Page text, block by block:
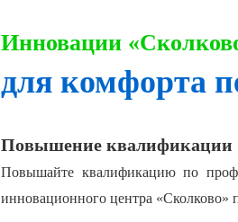
Инновации
для комфорта
Повышение квалификации
Повышайте квалификацию по
инновационного центра «Сколково»